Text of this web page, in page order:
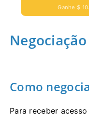
Ganhe $
Como
Para receber